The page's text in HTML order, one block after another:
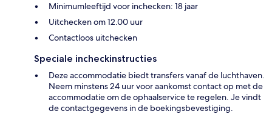
Minimumleeftijd voor inchecken: 18 jaar
Uitchecken om 12.00 uur
Contactloos uitchecken
Speciale incheckinstructies
Deze accommodatie biedt transfers vanaf de luchthaven.
Neem minstens 24 uur voor aankomst contact op met de
accommodatie om de ophaalservice te regelen. Je vindt
de contactgegevens in de boekingsbevestiging.